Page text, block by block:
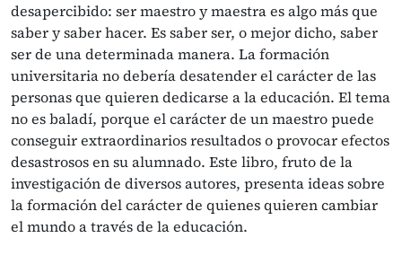
desapercibido: ser maestro y maestra es algo más que
saber y saber hacer. Es saber ser, o mejor dicho, saber
ser de una determinada manera. La formación
universitaria no debería desatender el carácter de las
personas que quieren de­dicarse a la educación. El tema
no es baladí, porque el carácter de un maestro puede
conseguir extraordinarios resultados o provocar efectos
desastrosos en su alumnado. Este libro, fruto de la
investigación de diversos autores, presenta ideas sobre
la formación del carácter de quienes quieren cambiar
el mundo a través de la educación.